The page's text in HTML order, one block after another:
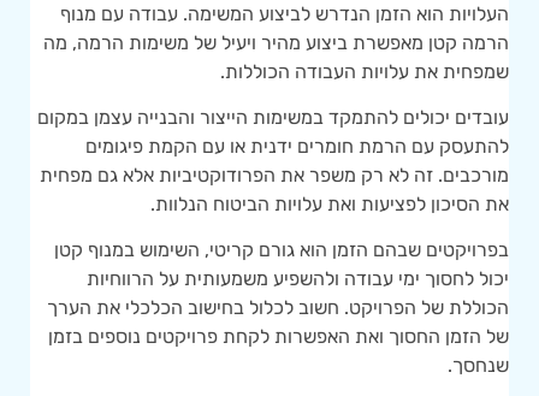
העלויות הוא הזמן הנדרש לביצוע המשימה. עבודה עם מנוף
הרמה קטן מאפשרת ביצוע מהיר ויעיל של משימות הרמה, מה
שמפחית את עלויות העבודה הכוללות.
עובדים יכולים להתמקד במשימות הייצור והבנייה עצמן במקום
להתעסק עם הרמת חומרים ידנית או עם הקמת פיגומים
מורכבים. זה לא רק משפר את הפרודוקטיביות אלא גם מפחית
את הסיכון לפציעות ואת עלויות הביטוח הנלוות.
בפרויקטים שבהם הזמן הוא גורם קריטי, השימוש במנוף קטן
יכול לחסוך ימי עבודה ולהשפיע משמעותית על הרווחיות
הכוללת של הפרויקט. חשוב לכלול בחישוב הכלכלי את הערך
של הזמן החסוך ואת האפשרות לקחת פרויקטים נוספים בזמן
שנחסך.